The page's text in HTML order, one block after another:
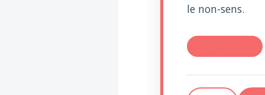
le non-sens.